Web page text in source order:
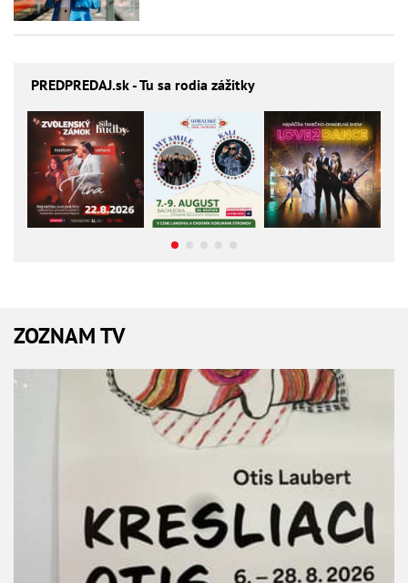
PREDPREDAJ.sk - Tu sa rodia zážitky
ZOZNAM TV